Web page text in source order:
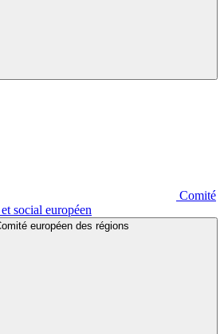
Comité
social européen
européen des régions